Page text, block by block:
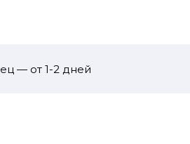
— от 1-2 дней